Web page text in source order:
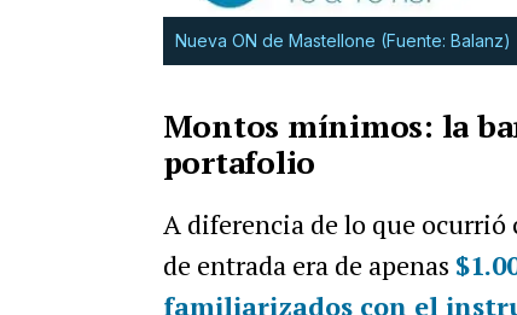
Nueva ON de Mastellone (Fuente: Balanz)
Montos mínimos: la
portafolio
A diferencia de lo que ocurrió
de entrada era de apenas
familiarizados con el